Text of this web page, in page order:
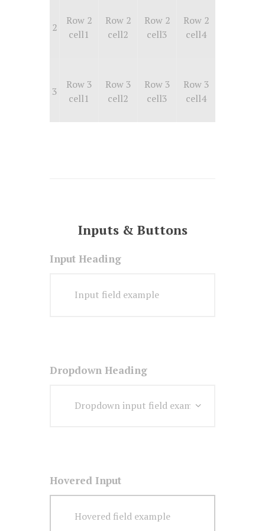
2
Row 2
cell1
Row 2
cell2
Row 2
cell3
Row 2
cell4
3
Row 3
cell1
Row 3
cell2
Row 3
cell3
Row 3
cell4
Inputs & Buttons
Input Heading
Dropdown Heading
Hovered Input